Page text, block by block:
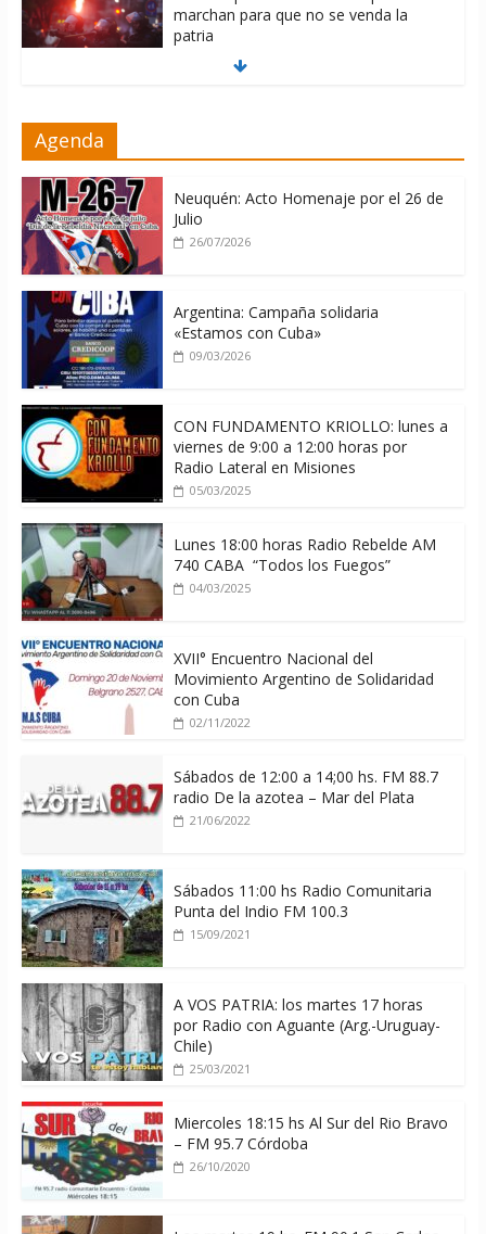
marchan para que no se venda la
patria
06/08/2026
06/08/2026
Agenda
Neuquén: Acto Homenaje por el 26 de
Julio
26/07/2026
Argentina: Campaña solidaria
«Estamos con Cuba»
09/03/2026
CON FUNDAMENTO KRIOLLO: lunes a
viernes de 9:00 a 12:00 horas por
Radio Lateral en Misiones
05/03/2025
Lunes 18:00 horas Radio Rebelde AM
740 CABA “Todos los Fuegos”
04/03/2025
XVII° Encuentro Nacional del
Movimiento Argentino de Solidaridad
con Cuba
02/11/2022
Sábados de 12:00 a 14;00 hs. FM 88.7
radio De la azotea – Mar del Plata
21/06/2022
Sábados 11:00 hs Radio Comunitaria
Punta del Indio FM 100.3
15/09/2021
A VOS PATRIA: los martes 17 horas
por Radio con Aguante (Arg.-Uruguay-
Chile)
25/03/2021
Miercoles 18:15 hs Al Sur del Rio Bravo
– FM 95.7 Córdoba
26/10/2020